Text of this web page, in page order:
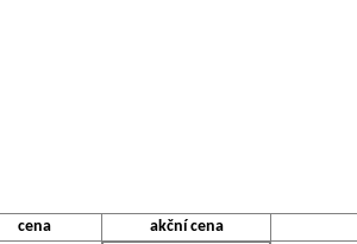
cena akční cena